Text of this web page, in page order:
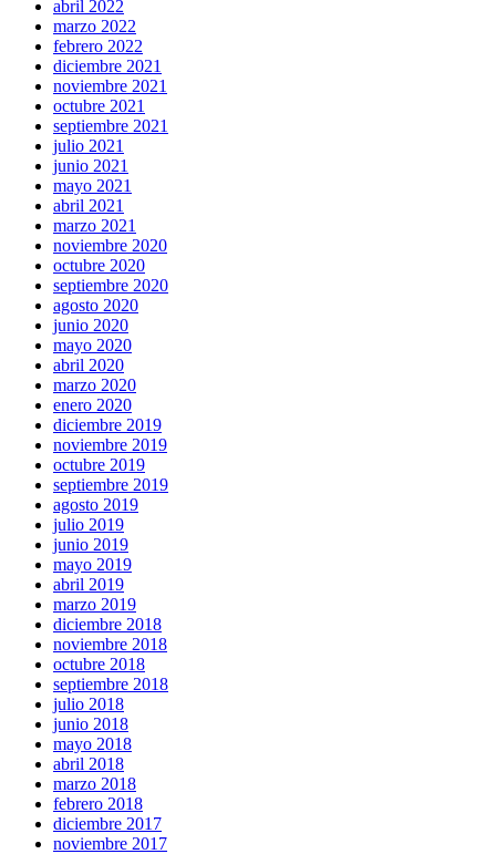
abril 2022
marzo 2022
febrero 2022
diciembre 2021
noviembre 2021
octubre 2021
septiembre 2021
julio 2021
junio 2021
mayo 2021
abril 2021
marzo 2021
noviembre 2020
octubre 2020
septiembre 2020
agosto 2020
junio 2020
mayo 2020
abril 2020
marzo 2020
enero 2020
diciembre 2019
noviembre 2019
octubre 2019
septiembre 2019
agosto 2019
julio 2019
junio 2019
mayo 2019
abril 2019
marzo 2019
diciembre 2018
noviembre 2018
octubre 2018
septiembre 2018
julio 2018
junio 2018
mayo 2018
abril 2018
marzo 2018
febrero 2018
diciembre 2017
noviembre 2017